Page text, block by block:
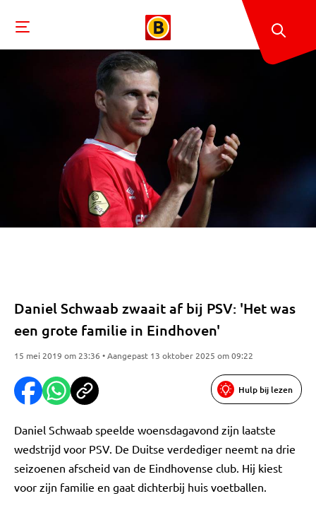
Daniel Schwaab zwaait af bij PSV: 'Het was
een grote familie in Eindhoven'
15 mei 2019 om 23:36 • Aangepast 13 oktober 2025 om 09:22
Hulp bij lezen
Daniel Schwaab speelde woensdagavond zijn laatste
wedstrijd voor PSV. De Duitse verdediger neemt na drie
seizoenen afscheid van de Eindhovense club. Hij kiest
voor zijn familie en gaat dichterbij huis voetballen.